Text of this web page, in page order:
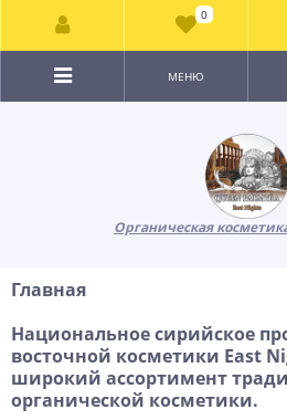
Органическая
МЕНЮ
Главная
Национальное сирийское
восточной косметики East
широкий ассортимент
органической косметики.
0